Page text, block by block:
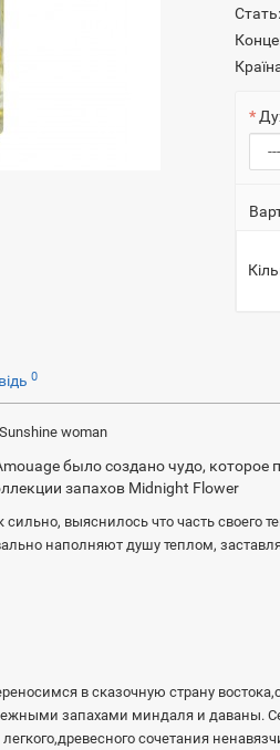
Стать:
0
woman
было создано чудо,
запахов Midnight Flower
выяснилось что часть
наполняют душу теплом,
в сказочную страну
запахами миндаля и
сочетания